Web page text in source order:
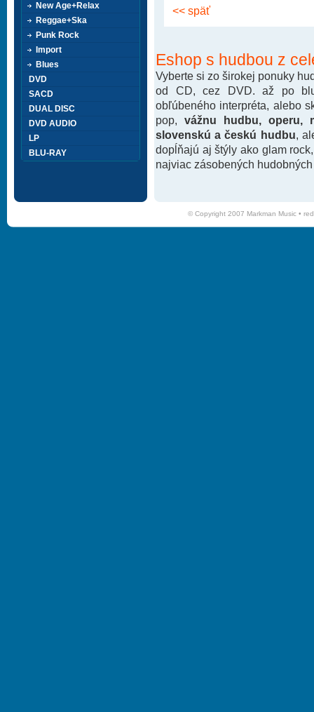
<< späť
Eshop s hudbou z
Vyberte si zo širokej ponuky
od CD, cez DVD. až po
obľúbeného interpréta, alebo
pop, vážnu hudbu, operu,
slovenskú a českú hudbu ,
dopĺňajú aj štýly ako glam
najviac zásobených
New Age+Relax
Reggae+Ska
Punk Rock
Import
Blues
DVD
SACD
DUAL DISC
DVD AUDIO
LP
BLU-RAY
© Copyright 2007 Markman Music •